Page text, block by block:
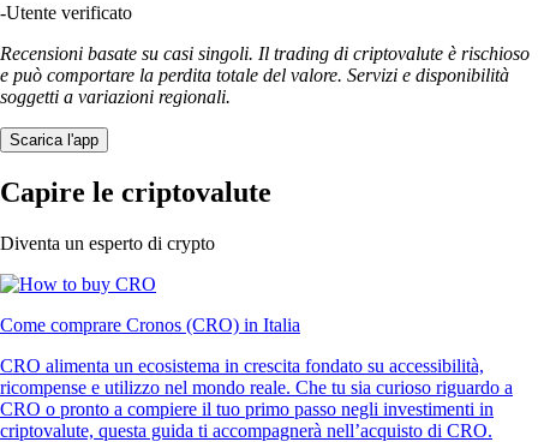
-Utente verificato
Recensioni basate su casi singoli. Il trading di criptovalute è rischioso
e può comportare la perdita totale del valore. Servizi e disponibilità
soggetti a variazioni regionali.
Scarica l'app
Capire le criptovalute
Diventa un esperto di crypto
Come comprare Cronos (CRO) in Italia
CRO alimenta un ecosistema in crescita fondato su accessibilità,
ricompense e utilizzo nel mondo reale. Che tu sia curioso riguardo a
CRO o pronto a compiere il tuo primo passo negli investimenti in
criptovalute, questa guida ti accompagnerà nell’acquisto di CRO.